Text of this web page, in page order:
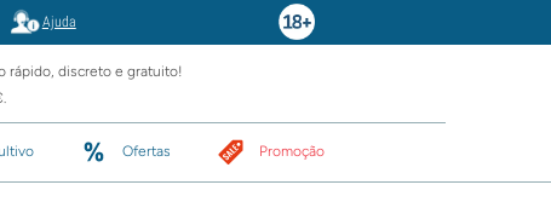
Ajuda
rápido, discreto e gratuito!
Ofertas Promoção